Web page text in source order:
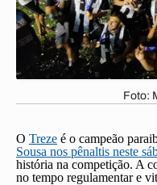
Foto:
O Treze é o campeão
Sousa nos pênaltis neste
história na competição. A
no tempo regulamentar e